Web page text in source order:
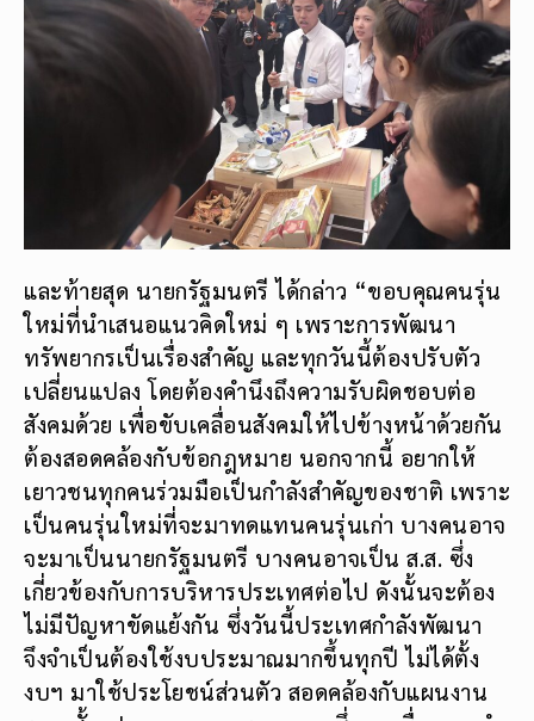
และท้ายสุด นายกรัฐมนตรี ได้กล่าว “ขอบคุณคนรุ่น
ใหม่ที่นำเสนอแนวคิดใหม่ ๆ เพราะการพัฒนา
ทรัพยากรเป็นเรื่องสำคัญ และทุกวันนี้ต้องปรับตัว
เปลี่ยนแปลง โดยต้องคำนึงถึงความรับผิดชอบต่อ
สังคมด้วย เพื่อขับเคลื่อนสังคมให้ไปข้างหน้าด้วยกัน
ต้องสอดคล้องกับข้อกฎหมาย นอกจากนี้ อยากให้
เยาวชนทุกคนร่วมมือเป็นกำลังสำคัญของชาติ เพราะ
เป็นคนรุ่นใหม่ที่จะมาทดแทนคนรุ่นเก่า บางคนอาจ
จะมาเป็นนายกรัฐมนตรี บางคนอาจเป็น ส.ส. ซึ่ง
เกี่ยวข้องกับการบริหารประเทศต่อไป ดังนั้นจะต้อง
ไม่มีปัญหาขัดแย้งกัน ซึ่งวันนี้ประเทศกำลังพัฒนา
จึงจำเป็นต้องใช้งบประมาณมากขึ้นทุกปี ไม่ได้ตั้ง
งบฯ มาใช้ประโยชน์ส่วนตัว สอดคล้องกับแผนงาน